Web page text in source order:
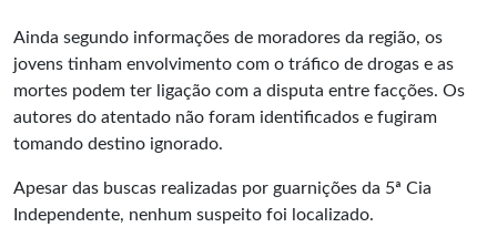
Ainda segundo informações de moradores da região, os
jovens tinham envolvimento com o tráfico de drogas e as
mortes podem ter ligação com a disputa entre facções. Os
autores do atentado não foram identificados e fugiram
tomando destino ignorado.
Apesar das buscas realizadas por guarnições da 5ª Cia
Independente, nenhum suspeito foi localizado.